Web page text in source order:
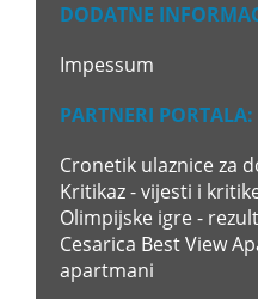
DODATNE
Impessum
PARTNERI PORTALA:
Cronetik ulaznice za
Kritikaz - vijesti i
Olimpijske igre -
Cesarica Best View
apartmani